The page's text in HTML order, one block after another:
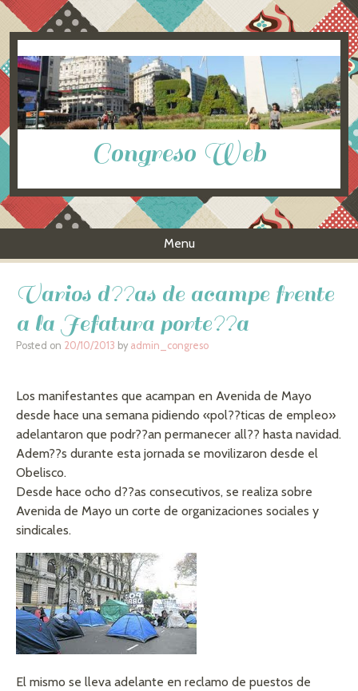
Congreso Web
Menu
Varios d??as de acampe frente
a la Jefatura porte??a
Posted on 20/10/2013 by admin_congreso
Los manifestantes que acampan en Avenida de Mayo
desde hace una semana pidiendo «pol??ticas de empleo»
adelantaron que podr??an permanecer all?? hasta navidad.
Adem??s durante esta jornada se movilizaron desde el
Obelisco.
Desde hace ocho d??as consecutivos, se realiza sobre
Avenida de Mayo un corte de organizaciones sociales y
sindicales.
El mismo se lleva adelante en reclamo de puestos de